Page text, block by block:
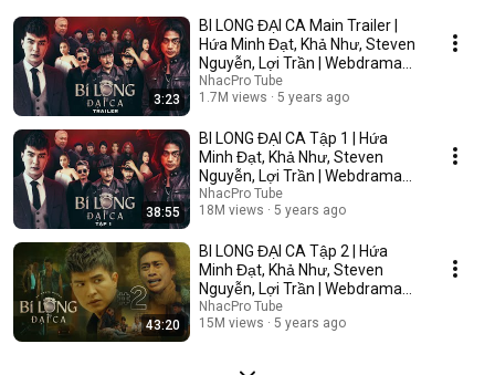
3:23
BI LONG ĐẠI CA Main Trailer |
Hứa Minh Đạt, Khả Như, Steven
Nguyễn, Lợi Trần | Webdrama
Yang Hồ 2021
NhacPro Tube
1.7M views
5 years ago
38:55
BI LONG ĐẠI CA Tập 1 | Hứa
Minh Đạt, Khả Như, Steven
Nguyễn, Lợi Trần | Webdrama
Yang Hồ 2021
NhacPro Tube
18M views
5 years ago
43:20
BI LONG ĐẠI CA Tập 2 | Hứa
Minh Đạt, Khả Như, Steven
Nguyễn, Lợi Trần | Webdrama
Yang Hồ 2021
NhacPro Tube
15M views
5 years ago